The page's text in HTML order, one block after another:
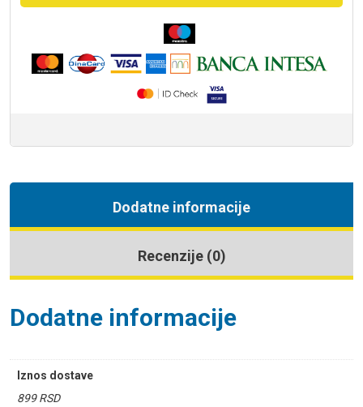
Dodatne informacije
Recenzije (0)
Dodatne informacije
Iznos dostave
899 RSD